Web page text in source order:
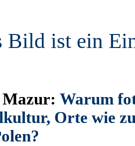
Bild ist ein
Warum
Orte wie